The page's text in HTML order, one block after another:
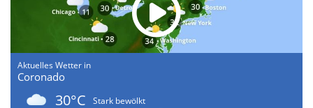
Aktuelles Wetter in
Coronado
30°C
Stark bewölkt